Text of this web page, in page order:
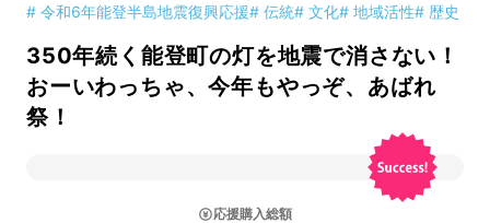
# 令和6年能登半島地震復興応援# 伝統# 文化# 地域活性# 歴史
350年続く能登町の灯を地震で消さない！
おーいわっちゃ、今年もやっぞ、あばれ
祭！
応援購入総額